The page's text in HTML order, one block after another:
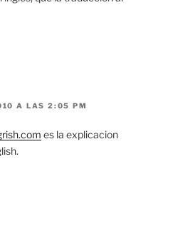
A LAS 2:05 PM
es la explicacion